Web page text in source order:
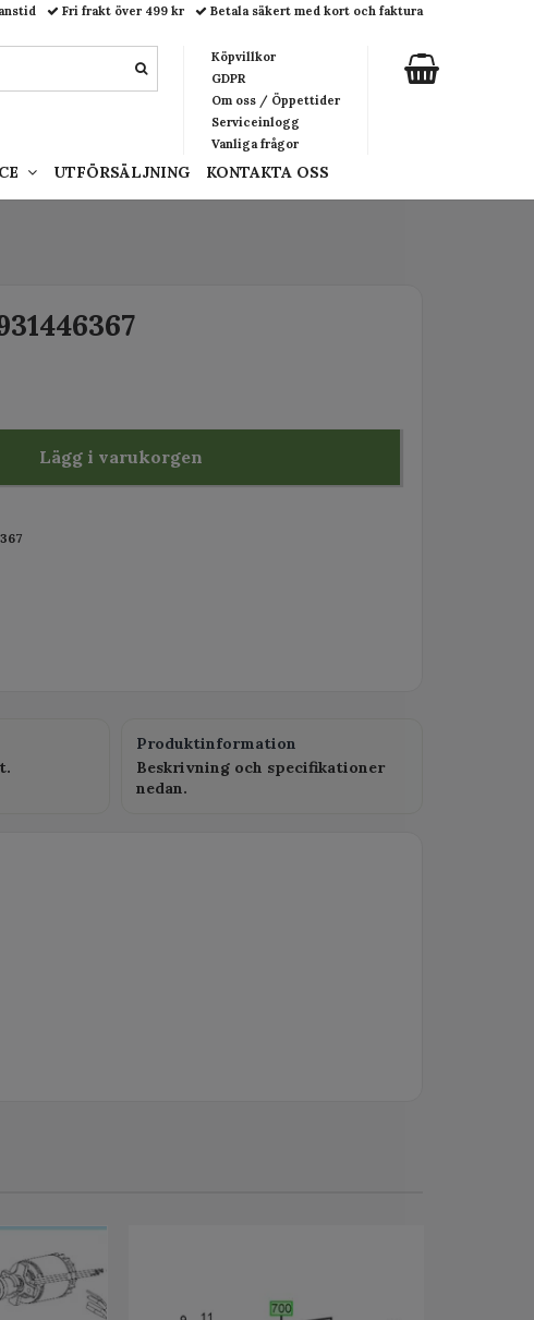
Lägg i varukorgen
Produktinformation
Beskrivning och specifikationer
nedan.
Fri frakt över 499 kr Betala säkert med kort och faktura
Köpvillkor
GDPR
Om oss / Öppettider
Serviceinlogg
Vanliga frågor
UTFÖRSÄLJNING KONTAKTA OSS